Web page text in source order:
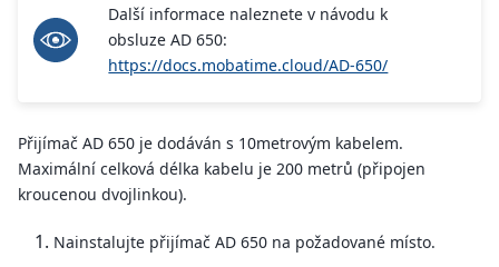
Další informace naleznete v návodu k
obsluze AD 650:
https://docs.mobatime.cloud/AD-650/
Přijímač AD 650 je dodáván s 10metrovým kabelem.
Maximální celková délka kabelu je 200 metrů (připojen
kroucenou dvojlinkou).
Nainstalujte přijímač AD 650 na požadované místo.